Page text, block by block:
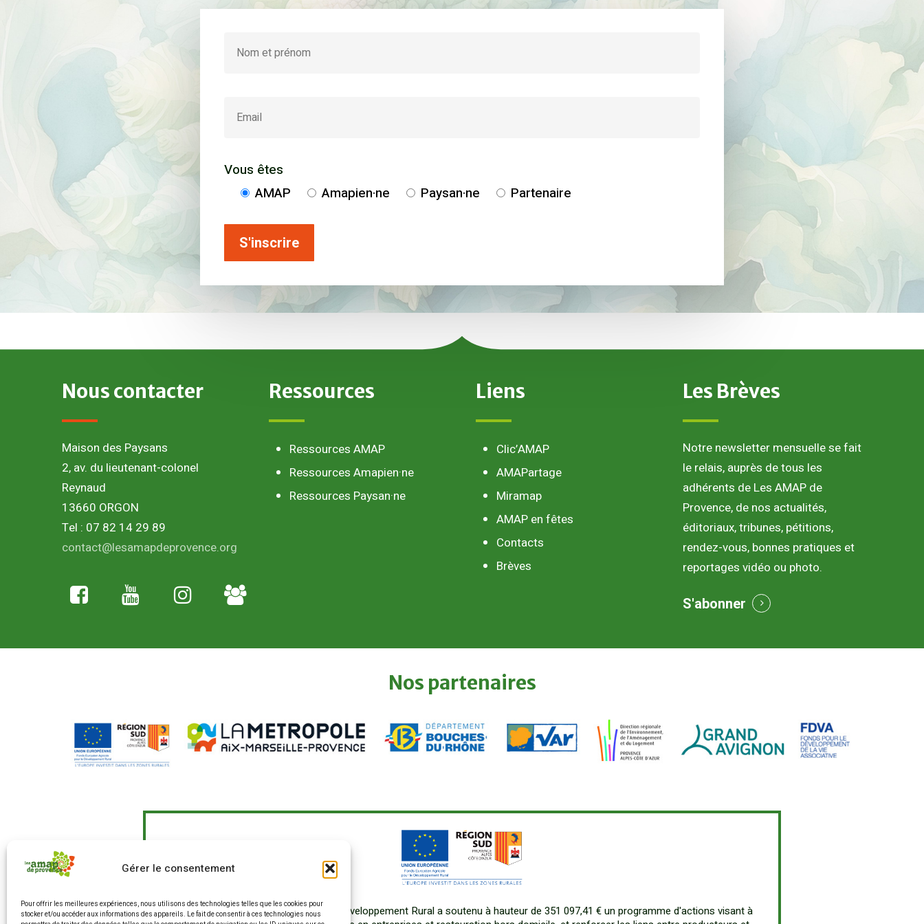
Gérer le consentement
Pour offrir les meilleures expériences, nous utilisons des technologies telles que les cookies pour
stocker et/ou accéder aux informations des appareils. Le fait de consentir à ces technologies nous
Vous êtes
AMAP
Amapien·ne Paysan·ne Partenaire
Nouscontacter
Maison des Paysans
2, av. du lieutenant-colonel
Reynaud
13660 ORGON
Tel : 07 82 14 29 89
contact@lesamapdeprovence.org
Adhésion
paysan
Ressources
Ressources AMAP
Ressources Amapien·ne
Ressources Paysan·ne
Liens
Clic’AMAP
AMAPartage
Miramap
AMAP en fêtes
Contacts
Brèves
Les Brèves
Notre newsletter mensuelle se fait
le relais, auprès de tous les
adhérents de Les AMAP de
Provence, de nos actualités,
éditoriaux, tribunes, pétitions,
rendez-vous, bonnes pratiques et
reportages vidéo ou photo.
S'abonner
Nos partenaires
Le Fonds Européen Agricole pour le Développement Rural a soutenu à hauteur de 351 097,41 € un programme d'actions visant à